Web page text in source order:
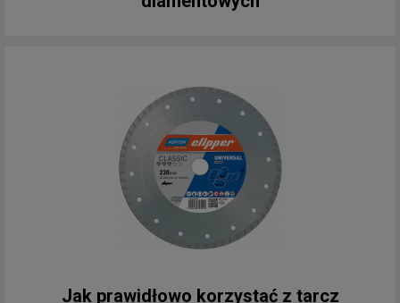
Jak prawidłowo korzystać z tarcz